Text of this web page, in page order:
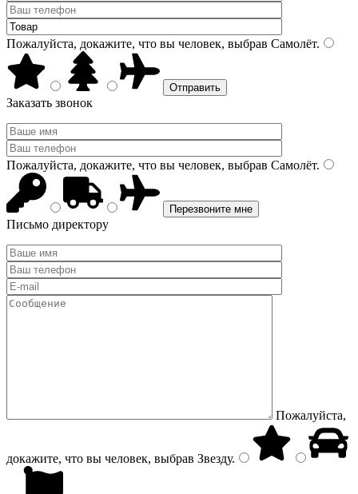
Пожалуйста, докажите, что вы человек, выбрав Самолёт.
Заказать звонок
Пожалуйста, докажите, что вы человек, выбрав Самолёт.
Письмо директору
Пожалуйста,
докажите, что вы человек, выбрав Звезду.